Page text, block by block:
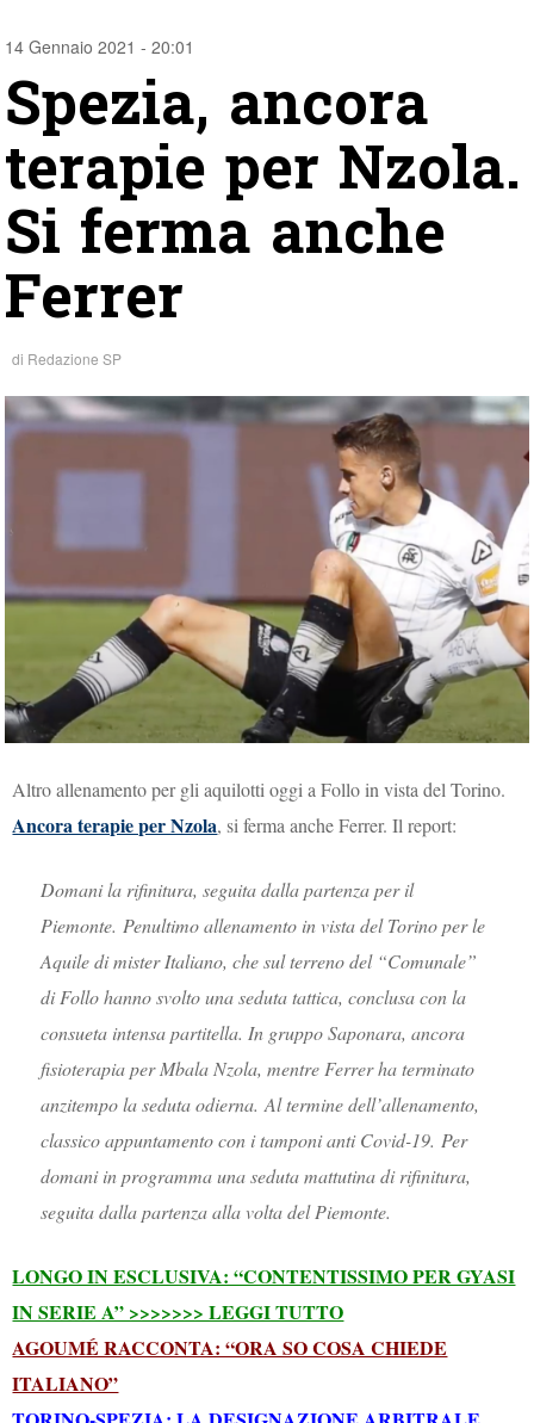
14 Gennaio 2021 - 20:01
Spezia, ancora
terapie per Nzola.
Si ferma anche
Ferrer
di Redazione SP
Altro allenamento per gli aquilotti oggi a Follo in vista del Torino.
Ancora terapie per Nzola, si ferma anche Ferrer. Il report:
Domani la rifinitura, seguita dalla partenza per il
Piemonte. Penultimo allenamento in vista del Torino per le
Aquile di mister Italiano, che sul terreno del “Comunale”
di Follo hanno svolto una seduta tattica, conclusa con la
consueta intensa partitella. In gruppo Saponara, ancora
fisioterapia per Mbala Nzola, mentre Ferrer ha terminato
anzitempo la seduta odierna. Al termine dell’allenamento,
classico appuntamento con i tamponi anti Covid-19. Per
domani in programma una seduta mattutina di rifinitura,
seguita dalla partenza alla volta del Piemonte.
LONGO IN ESCLUSIVA: “CONTENTISSIMO PER GYASI
IN SERIE A” >>>>>>> LEGGI TUTTO
AGOUMÉ RACCONTA: “ORA SO COSA CHIEDE
ITALIANO”